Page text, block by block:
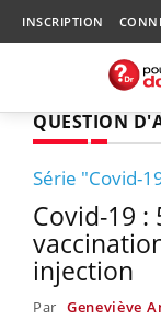
INSCRIPTION
QUESTION
Série "Covid-
Covid-19 :
injection
Par Geneviève